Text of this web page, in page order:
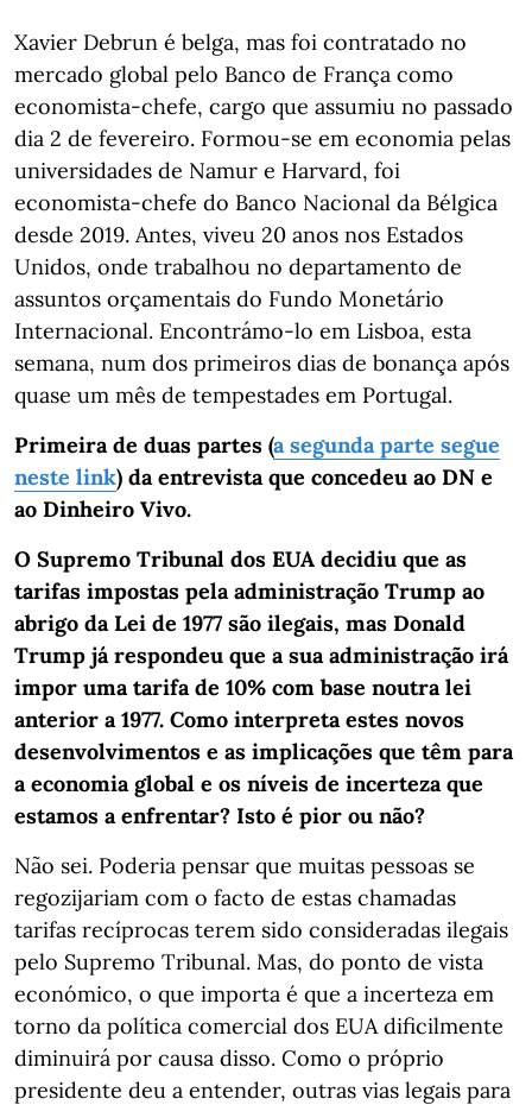
Xavier Debrun é belga, mas foi contratado no
mercado global pelo Banco de França como
economista-chefe, cargo que assumiu no passado
dia 2 de fevereiro. Formou-se em economia pelas
universidades de Namur e Harvard, foi
economista-chefe do Banco Nacional da Bélgica
desde 2019. Antes, viveu 20 anos nos Estados
Unidos, onde trabalhou no departamento de
assuntos orçamentais do Fundo Monetário
Internacional. Encontrámo-lo em Lisboa, esta
semana, num dos primeiros dias de bonança após
quase um mês de tempestades em Portugal.
Primeira de duas partes (a segunda parte segue
neste link) da entrevista que concedeu ao DN e
ao Dinheiro Vivo.
O Supremo Tribunal dos EUA decidiu que as
tarifas impostas pela administração Trump ao
abrigo da Lei de 1977 são ilegais, mas Donald
Trump já respondeu que a sua administração irá
impor uma tarifa de 10% com base noutra lei
anterior a 1977. Como interpreta estes novos
desenvolvimentos e as implicações que têm para
a economia global e os níveis de incerteza que
estamos a enfrentar? Isto é pior ou não?
Não sei. Poderia pensar que muitas pessoas se
regozijariam com o facto de estas chamadas
tarifas recíprocas terem sido consideradas ilegais
pelo Supremo Tribunal. Mas, do ponto de vista
económico, o que importa é que a incerteza em
torno da política comercial dos EUA dificilmente
diminuirá por causa disso. Como o próprio
presidente deu a entender, outras vias legais para